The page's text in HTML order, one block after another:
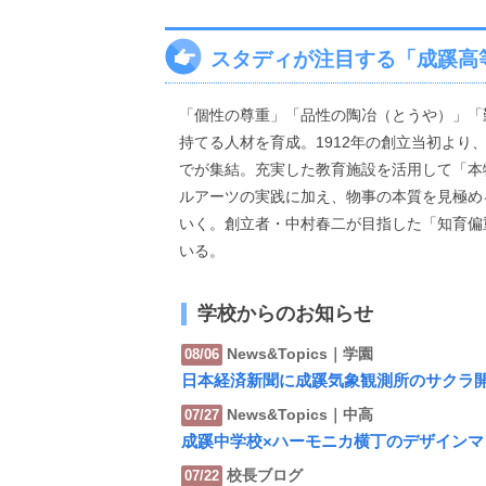
スタディが注目する「成蹊
「個性の尊重」「品性の陶冶（とうや）」
持てる人材を育成。1912年の創立当初より
でが集結。充実した教育施設を活用して「
ルアーツの実践に加え、物事の本質を見極
いく。創立者・中村春二が目指した「知育
いる。
学校からのお知らせ
08/06 News&Topics｜学園
日本経済新聞に成蹊気象観測所のサクラ
07/27 News&Topics｜中高
成蹊中学校×ハーモニカ横丁のデザイン
07/22 校長ブログ